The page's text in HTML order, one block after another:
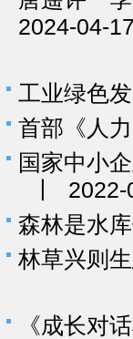
2024-04-17
工业绿色
首部《人
国家中小
2022-
森林是水
林草兴则
《成长对